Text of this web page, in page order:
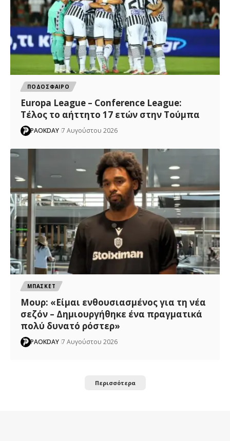
ΠΟΔΟΣΦΑΙΡΟ
Europa League – Conference League:
Τέλος το αήττητο 17 ετών στην Τούμπα
PAOKDAY 7 Αυγούστου 2026
ΜΠΑΣΚΕΤ
Μουρ: «Είμαι ενθουσιασμένος για τη νέα
σεζόν – Δημιουργήθηκε ένα πραγματικά
πολύ δυνατό ρόστερ»
PAOKDAY 7 Αυγούστου 2026
Περισσότερα